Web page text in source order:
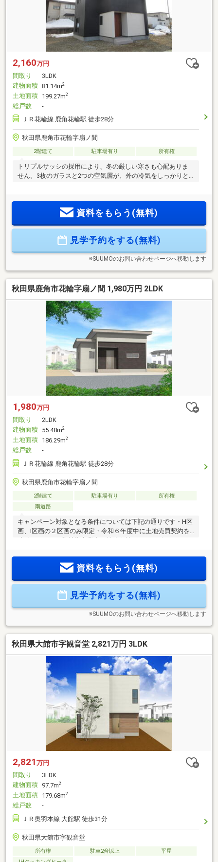
2,160万円
間取り
3LDK
建物面積 81.14m2
土地面積 199.27m2
総戸数
-
ＪＲ花輪線 鹿角花輪駅 徒歩28分
秋田県鹿角市花輪字扇ノ間
2階建て 駐車場有り 所有権
トリプルサッシの採用により、冬の厳しい寒さも心配ありま
せん。3枚のガラスと2つの空気層が、外の冷気をしっかりと
開けた瞬間から優しい暖かさが包み込んでくれます。玄関・
ホール・洗面脱衣室・トイレ・バスルームを温めることで家
し・借入期間 40年
資料をもらう(無料)
見学予約をする(無料)
※SUUMOのお問い合わせページへ移動します
秋田県鹿角市花輪字扇ノ間 1,980万円 2LDK
1,980万円
間取り
2LDK
建物面積 55.48m2
土地面積 186.29m2
総戸数
-
ＪＲ花輪線 鹿角花輪駅 徒歩28分
秋田県鹿角市花輪字扇ノ間
2階建て 駐車場有り
所有権
南道路
キャンペーン対象となる条件については下記の通りです・H区
画、I区画の２区画のみ限定・令和６年度中に土地売買契約を
資料をもらう(無料)
見学予約をする(無料)
※SUUMOのお問い合わせページへ移動します
秋田県大館市字観音堂 2,821万円 3LDK
2,821 万円
間取り
3LDK
建物面積 97.7m2
土地面積 179.68m2
総戸数
-
ＪＲ奥羽本線 大館駅 徒歩31分
秋田県大館市字観音堂
所有権 駐車2台以上
平屋